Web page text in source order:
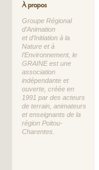
À propos
Groupe Régional
d’Animation
et d’Initiation à la
Nature et à
l’Environnement, le
GRAINE est une
association
indépendante et
ouverte, créée en
1991 par des acteurs
de terrain, animateurs
et enseignants de la
région Poitou-
Charentes.